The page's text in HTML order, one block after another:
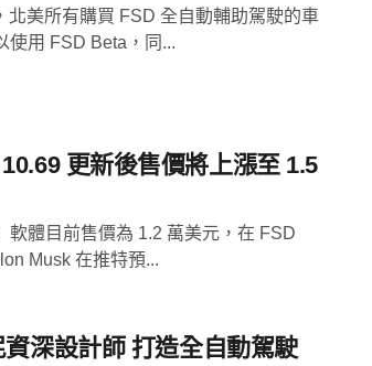
北美所有購買 FSD 全自動輔助駕駛的車
使用 FSD Beta，同...
更新後售價將上漲至 1.5
軟體目前售價為 1.2 萬美元，在 FSD
Musk 在推特預...
深設計師 打造全自動駕駛